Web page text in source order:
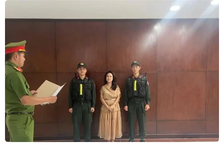
euro, trong đó có 1,4 tỷ euro dành cho an ninh,
và 3,19 tỷ euro cho các dự án hạ tầng liên quan.
Olympic Paris 2024 diễn ra từ ngày 26/7-11/8,
trong khi Paralympic được tổ chức từ 28/8-8/9.
Ban tổ chức đã tận dụng nhiều địa điểm mang
tính biểu tượng tại trung tâm Paris làm sân thi
đấu hoặc phông nền cho các sự kiện, góp phần
tạo nên thành công lớn cho hai kỳ đại hội.
Thông tin trên được đưa ra trong bối cảnh Pháp